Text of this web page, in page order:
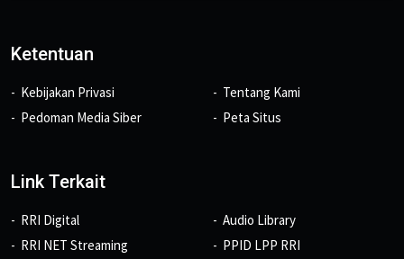
Ketentuan
Kebijakan Privasi
Pedoman Media Siber
Tentang Kami
Peta Situs
Link Terkait
RRI Digital
RRI NET Streaming
Audio Library
PPID LPP RRI